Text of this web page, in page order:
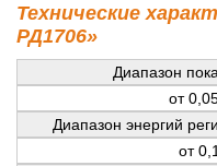
Технические
РД1706»
Диапазон
от
Диапазон энергий
от